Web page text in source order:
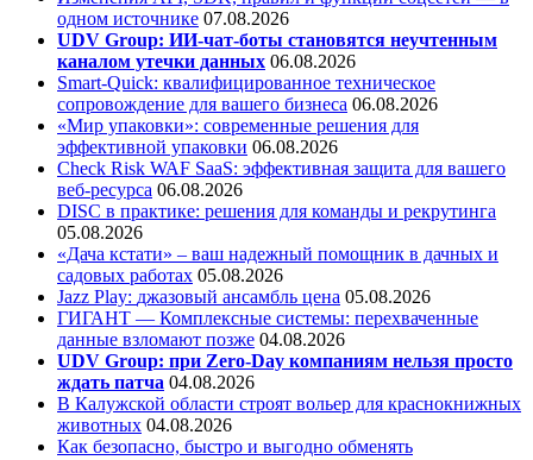
одном источнике 07.08.2026
UDV Group: ИИ-чат-боты становятся неучтенным
каналом утечки данных 06.08.2026
Smart-Quick: квалифицированное техническое
сопровождение для вашего бизнеса 06.08.2026
«Мир упаковки»: современные решения для
эффективной упаковки 06.08.2026
Check Risk WAF SaaS: эффективная защита для вашего
веб-ресурса 06.08.2026
DISC в практике: решения для команды и рекрутинга
05.08.2026
«Дача кстати» – ваш надежный помощник в дачных и
садовых работах 05.08.2026
Jazz Play: джазовый ансамбль цена 05.08.2026
ГИГАНТ — Комплексные системы: перехваченные
данные взломают позже 04.08.2026
UDV Group: при Zero-Day компаниям нельзя просто
ждать патча 04.08.2026
В Калужской области строят вольер для краснокнижных
животных 04.08.2026
Как безопасно, быстро и выгодно обменять